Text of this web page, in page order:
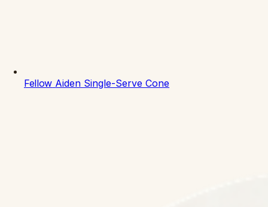
Fellow Aiden Single-Serve Cone